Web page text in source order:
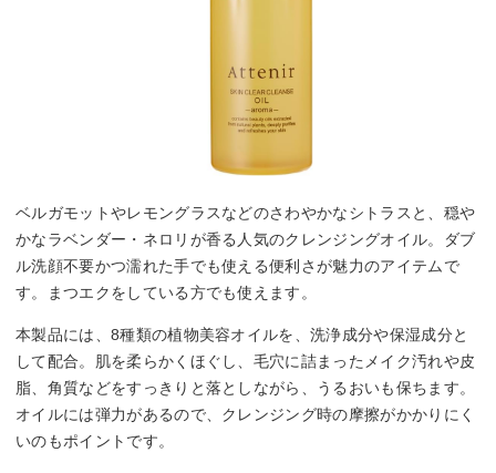
ベルガモットやレモングラスなどのさわやかなシトラスと、穏や
かなラベンダー・ネロリが香る人気のクレンジングオイル。ダブ
ル洗顔不要かつ濡れた手でも使える便利さが魅力のアイテムで
す。まつエクをしている方でも使えます。
本製品には、8種類の植物美容オイルを、洗浄成分や保湿成分と
して配合。肌を柔らかくほぐし、毛穴に詰まったメイク汚れや皮
脂、角質などをすっきりと落としながら、うるおいも保ちます。
オイルには弾力があるので、クレンジング時の摩擦がかかりにく
いのもポイントです。